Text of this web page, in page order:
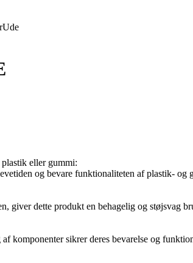
Ude
eller gummi:
og bevare funktionaliteten af plastik-
giver dette produkt en behagelig og støjsvag
komponenter sikrer deres bevarelse og